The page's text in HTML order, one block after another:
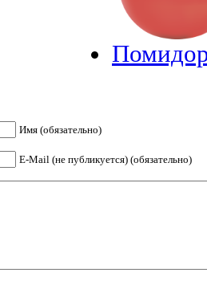
Имя (обязательно)
E-Mail (не публикуется) (обязательно)